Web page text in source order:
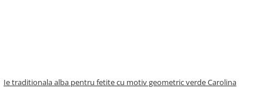
Ie traditionala alba pentru fetite cu motiv geometric verde Carolina